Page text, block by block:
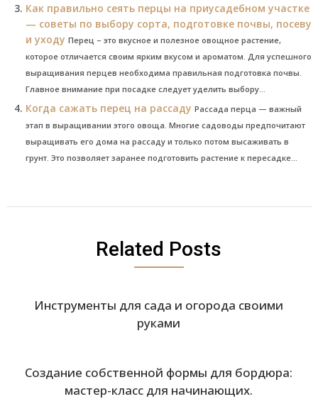
Как правильно сеять перцы на приусадебном участке
— советы по выбору сорта, подготовке почвы, посеву
и уходу Перец – это вкусное и полезное овощное растение,
которое отличается своим ярким вкусом и ароматом. Для успешного
выращивания перцев необходима правильная подготовка почвы.
Главное внимание при посадке следует уделить выбору...
Когда сажать перец на рассаду Рассада перца — важный
этап в выращивании этого овоща. Многие садоводы предпочитают
выращивать его дома на рассаду и только потом высаживать в
грунт. Это позволяет заранее подготовить растение к пересадке...
Related Posts
Инструменты для сада и огорода своими
руками
Создание собственной формы для бордюра:
мастер-класс для начинающих.